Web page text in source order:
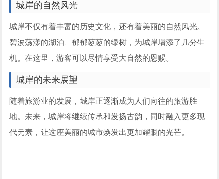
城岸的自然风光
城岸不仅有着丰富的历史文化，还有着美丽的自然风光。
碧波荡漾的湖泊、郁郁葱葱的绿树，为城岸增添了几分生
机。在这里，游客可以尽情享受大自然的恩赐。
城岸的未来展望
随着旅游业的发展，城岸正逐渐成为人们向往的旅游胜
地。未来，城岸将继续传承和发扬古韵，同时融入更多现
代元素，让这座美丽的城市焕发出更加耀眼的光芒。